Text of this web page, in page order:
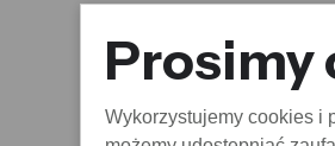
Prosimy
Wykorzystujemy cookies i